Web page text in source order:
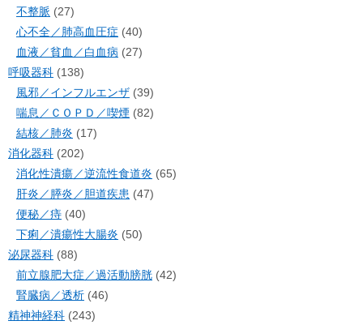
不整脈 (27)
心不全／肺高血圧症 (40)
血液／貧血／白血病 (27)
呼吸器科 (138)
風邪／インフルエンザ (39)
喘息／ＣＯＰＤ／喫煙 (82)
結核／肺炎 (17)
消化器科 (202)
消化性潰瘍／逆流性食道炎 (65)
肝炎／膵炎／胆道疾患 (47)
便秘／痔 (40)
下痢／潰瘍性大腸炎 (50)
泌尿器科 (88)
前立腺肥大症／過活動膀胱 (42)
腎臓病／透析 (46)
精神神経科 (243)